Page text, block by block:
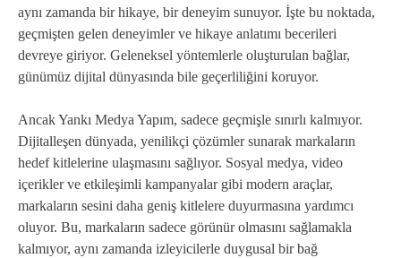
aynı zamanda bir hikaye, bir deneyim sunuyor. İşte bu noktada,
geçmişten gelen deneyimler ve hikaye anlatımı becerileri
devreye giriyor. Geleneksel yöntemlerle oluşturulan bağlar,
günümüz dijital dünyasında bile geçerliliğini koruyor.
Ancak Yankı Medya Yapım, sadece geçmişle sınırlı kalmıyor.
Dijitalleşen dünyada, yenilikçi çözümler sunarak markaların
hedef kitlelerine ulaşmasını sağlıyor. Sosyal medya, video
içerikler ve etkileşimli kampanyalar gibi modern araçlar,
markaların sesini daha geniş kitlelere duyurmasına yardımcı
oluyor. Bu, markaların sadece görünür olmasını sağlamakla
kalmıyor, aynı zamanda izleyicilerle duygusal bir bağ